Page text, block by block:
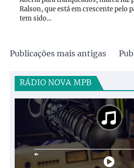
Ralson, que está em crescente pelo
tem sido…
Navegação
posts
Publicações mais antigas
RÁDIO NOVA MPB